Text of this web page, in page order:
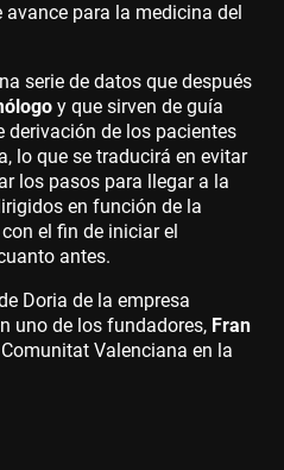
para la medicina del
serie de datos que después
y que sirven de guía
derivación de los pacientes
lo que se traducirá en evitar
los pasos para llegar a la
en función de la
el fin de iniciar el
antes.
Doria de la empresa
uno de los fundadores, Fran
Valenciana en la